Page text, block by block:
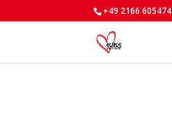
+49 2166 605474